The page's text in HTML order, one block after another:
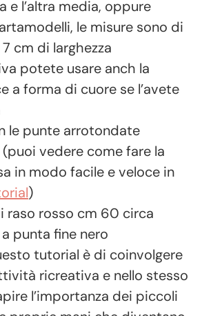
e l’altra media, oppure
le misure sono di
cm di larghezza
potete usare anch la
a forma di cuore se l’avete
le punte arrotondate
vedere come fare la
in modo facile e veloce in
)
raso rosso cm 60 circa
punta fine nero
tutorial è di coinvolgere
ricreativa e nello stesso
l’importanza dei piccoli